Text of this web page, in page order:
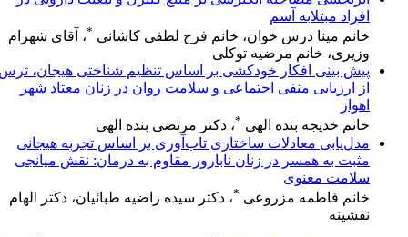
افراد مبتلابه آسم
خانم مینا درس خوان، خانم فرح لطفی کاشانی *، آقای شهرام
وزیری، خانم مرضیه توکلی
پیش بینی افکار خودکشی بر اساس تنظیم شناختی هیجان، ترس
از ارزیابی منفی اجتماعی و سلامت روان در زنان معتاد شهر
اهواز
خانم خدیجه بنده الهی *، دکتر مرتضی بنده الهی
مدل‌یابی معادلات ساختاری تاب‌آوری بر اساس تجربه هیجانی
مثبت به همسر در زنان نابارور مقاوم به درمان: نقش میانجی
سلامت معنوی
خانم فاطمه مزروعی *، دکتر سیده راضیه طبائیان، دکتر الهام
نقشینه